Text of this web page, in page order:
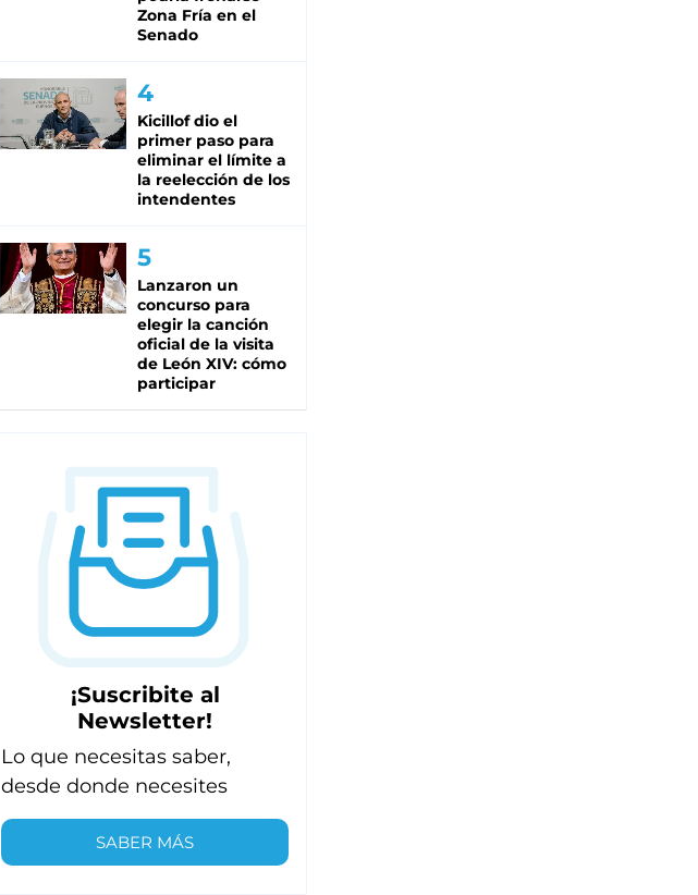
Zona Fría en el
Senado
Kicillof dio el
primer paso para
eliminar el límite a
la reelección de los
intendentes
Lanzaron un
concurso para
elegir la canción
oficial de la visita
de León XIV: cómo
participar
¡Suscribite al
Newsletter!
Lo que necesitas saber,
desde donde necesites
SABER MÁS